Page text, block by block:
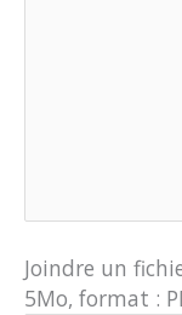
Joindre un
5Mo, format :